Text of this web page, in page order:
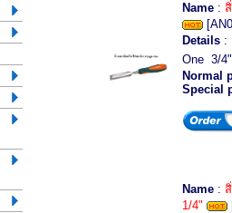
Name :
Details :
One 3/
Normal
Special
Name :
1/4"